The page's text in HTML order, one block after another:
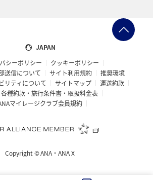
JAPAN
シーポリシー
クッキーポリシー
送信について
サイト利用規約
推奨環境
リティについて
サイトマップ
運送約款
種約款・旅行条件書・取扱料金表
マイレージクラブ会員規約
Copyright ©ANA・ANA X